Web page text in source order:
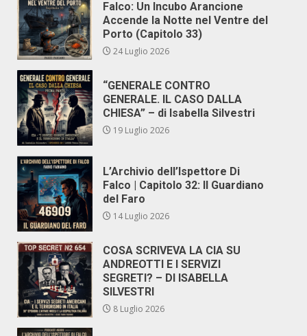
Falco: Un Incubo Arancione
Accende la Notte nel Ventre del
Porto (Capitolo 33)
24 Luglio 2026
“GENERALE CONTRO
GENERALE. IL CASO DALLA
CHIESA” – di Isabella Silvestri
19 Luglio 2026
L’Archivio dell’Ispettore Di
Falco | Capitolo 32: Il Guardiano
del Faro
14 Luglio 2026
COSA SCRIVEVA LA CIA SU
ANDREOTTI E I SERVIZI
SEGRETI? – DI ISABELLA
SILVESTRI
8 Luglio 2026